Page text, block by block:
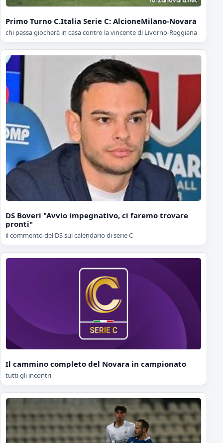
Primo Turno C.Italia Serie C: AlcioneMilano-Novara
chi passa giocherà in casa contro la vincente di Livorno-Reggiana
DS Boveri "Avvio impegnativo, ci faremo trovare
pronti"
il commento del DS sul calendario di serie C
Il cammino completo del Novara in campionato
tutti gli incontri